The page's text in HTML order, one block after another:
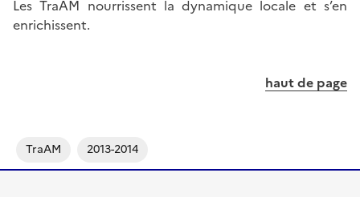
Les TraAM nourrissent la dynamique locale et s’en
enrichissent.
haut de page
TraAM 2013-2014